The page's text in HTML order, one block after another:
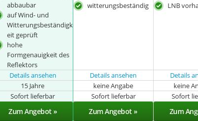
abbaubar
auf Wind- und
Witterungsbeständigk
eit geprüft
hohe
Formgenauigkeit des
Reflektors
witterungsbeständig
LNB
Details ansehen Details ansehen
Details
15 Jahre keine Angabe
keine
Sofort lieferbar Sofort lieferbar
Sofort
Zum Angebot » Zum Angebot » Zum